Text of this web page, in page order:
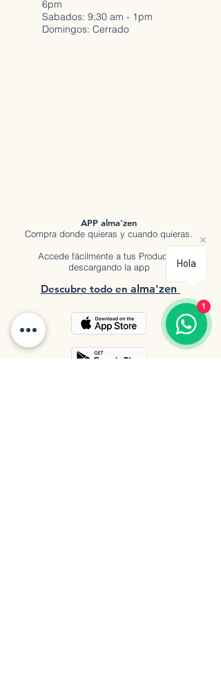
6pm
Sabados: 9;30 am - 1pm
Domingos: Cerrado
APP alma'zen
Compra donde quieras y cuando quieras.
Accede fácilmente a tus Productos
descargando la app
Descubre todo en a lma'zen
Hola
1